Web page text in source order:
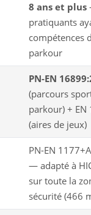
8 ans et plus
pratiquants
compétences
parkour
PN-EN
(parcours
parkour) + EN
(aires de jeux)
PN-EN
— adapté à
sur toute la
sécurité (466